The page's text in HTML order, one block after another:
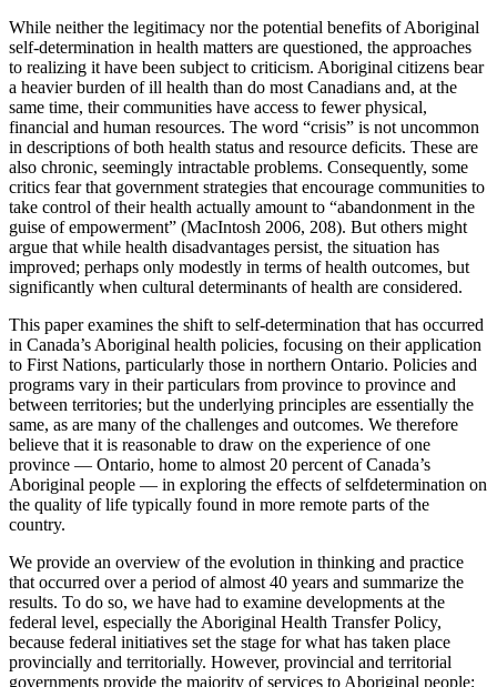
While neither the legitimacy nor the potential benefits of Aboriginal
self-determination in health matters are questioned, the approaches
to realizing it have been subject to criticism. Aboriginal citizens bear
a heavier burden of ill health than do most Canadians and, at the
same time, their communities have access to fewer physical,
financial and human resources. The word “crisis” is not uncommon
in descriptions of both health status and resource deficits. These are
also chronic, seemingly intractable problems. Consequently, some
critics fear that government strategies that encourage communities to
take control of their health actually amount to “abandonment in the
guise of empowerment” (MacIntosh 2006, 208). But others might
argue that while health disadvantages persist, the situation has
improved; perhaps only modestly in terms of health outcomes, but
significantly when cultural determinants of health are considered.
This paper examines the shift to self-determination that has occurred
in Canada’s Aboriginal health policies, focusing on their application
to First Nations, particularly those in northern Ontario. Policies and
programs vary in their particulars from province to province and
between territories; but the underlying principles are essentially the
same, as are many of the challenges and outcomes. We therefore
believe that it is reasonable to draw on the experience of one
province — Ontario, home to almost 20 percent of Canada’s
Aboriginal people — in exploring the effects of selfdetermination on
the quality of life typically found in more remote parts of the
country.
We provide an overview of the evolution in thinking and practice
that occurred over a period of almost 40 years and summarize the
results. To do so, we have had to examine developments at the
federal level, especially the Aboriginal Health Transfer Policy,
because federal initiatives set the stage for what has taken place
provincially and territorially. However, provincial and territorial
governments provide the majority of services to Aboriginal people;